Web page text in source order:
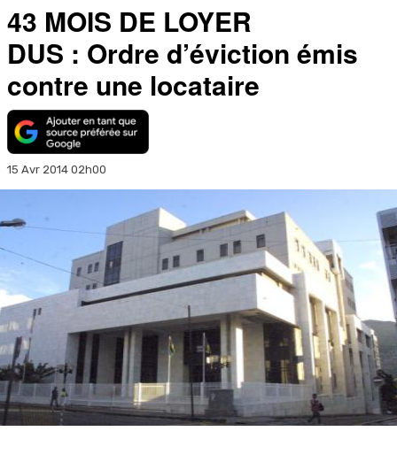
43 MOIS DE LOYER
DUS : Ordre d’éviction émis
contre une locataire
15 Avr 2014 02h00